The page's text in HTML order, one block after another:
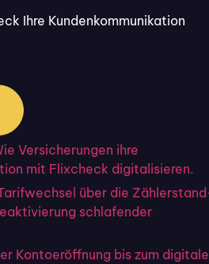
Ihre Kundenkommunikation
Versicherungen ihre
mit Flixcheck digitalisieren.
über die
schlafender
Kontoeröffnung bis zum
das wir ohne das
erreicht hätten."
mit Sitz in
betreut
auch
in verschiedenen